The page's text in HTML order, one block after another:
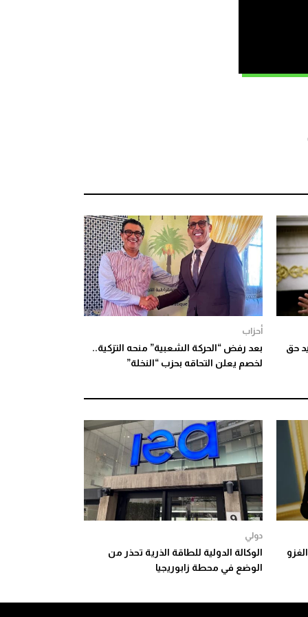
حق
أحزاب
بعد رفض “الحركة الشعبية” منحه التزكية..
لخصم يعلن التحاقه بحزب “النخلة”
دولي
الوكالة الدولية للطاقة الذرية تحذر من
الوضع في محطة زابوريجيا